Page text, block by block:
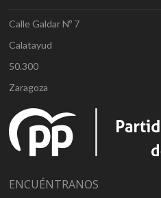
Calle Galdar Nº 7
Calatayud
50.300
Zaragoza
ENCUÉNTRANOS